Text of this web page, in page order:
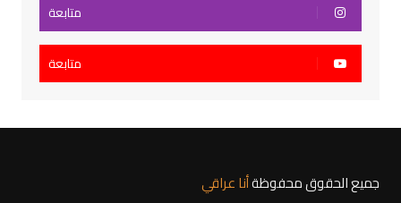
متابعة
متابعة
جميع الحقوق محفوظةأنا عراقي